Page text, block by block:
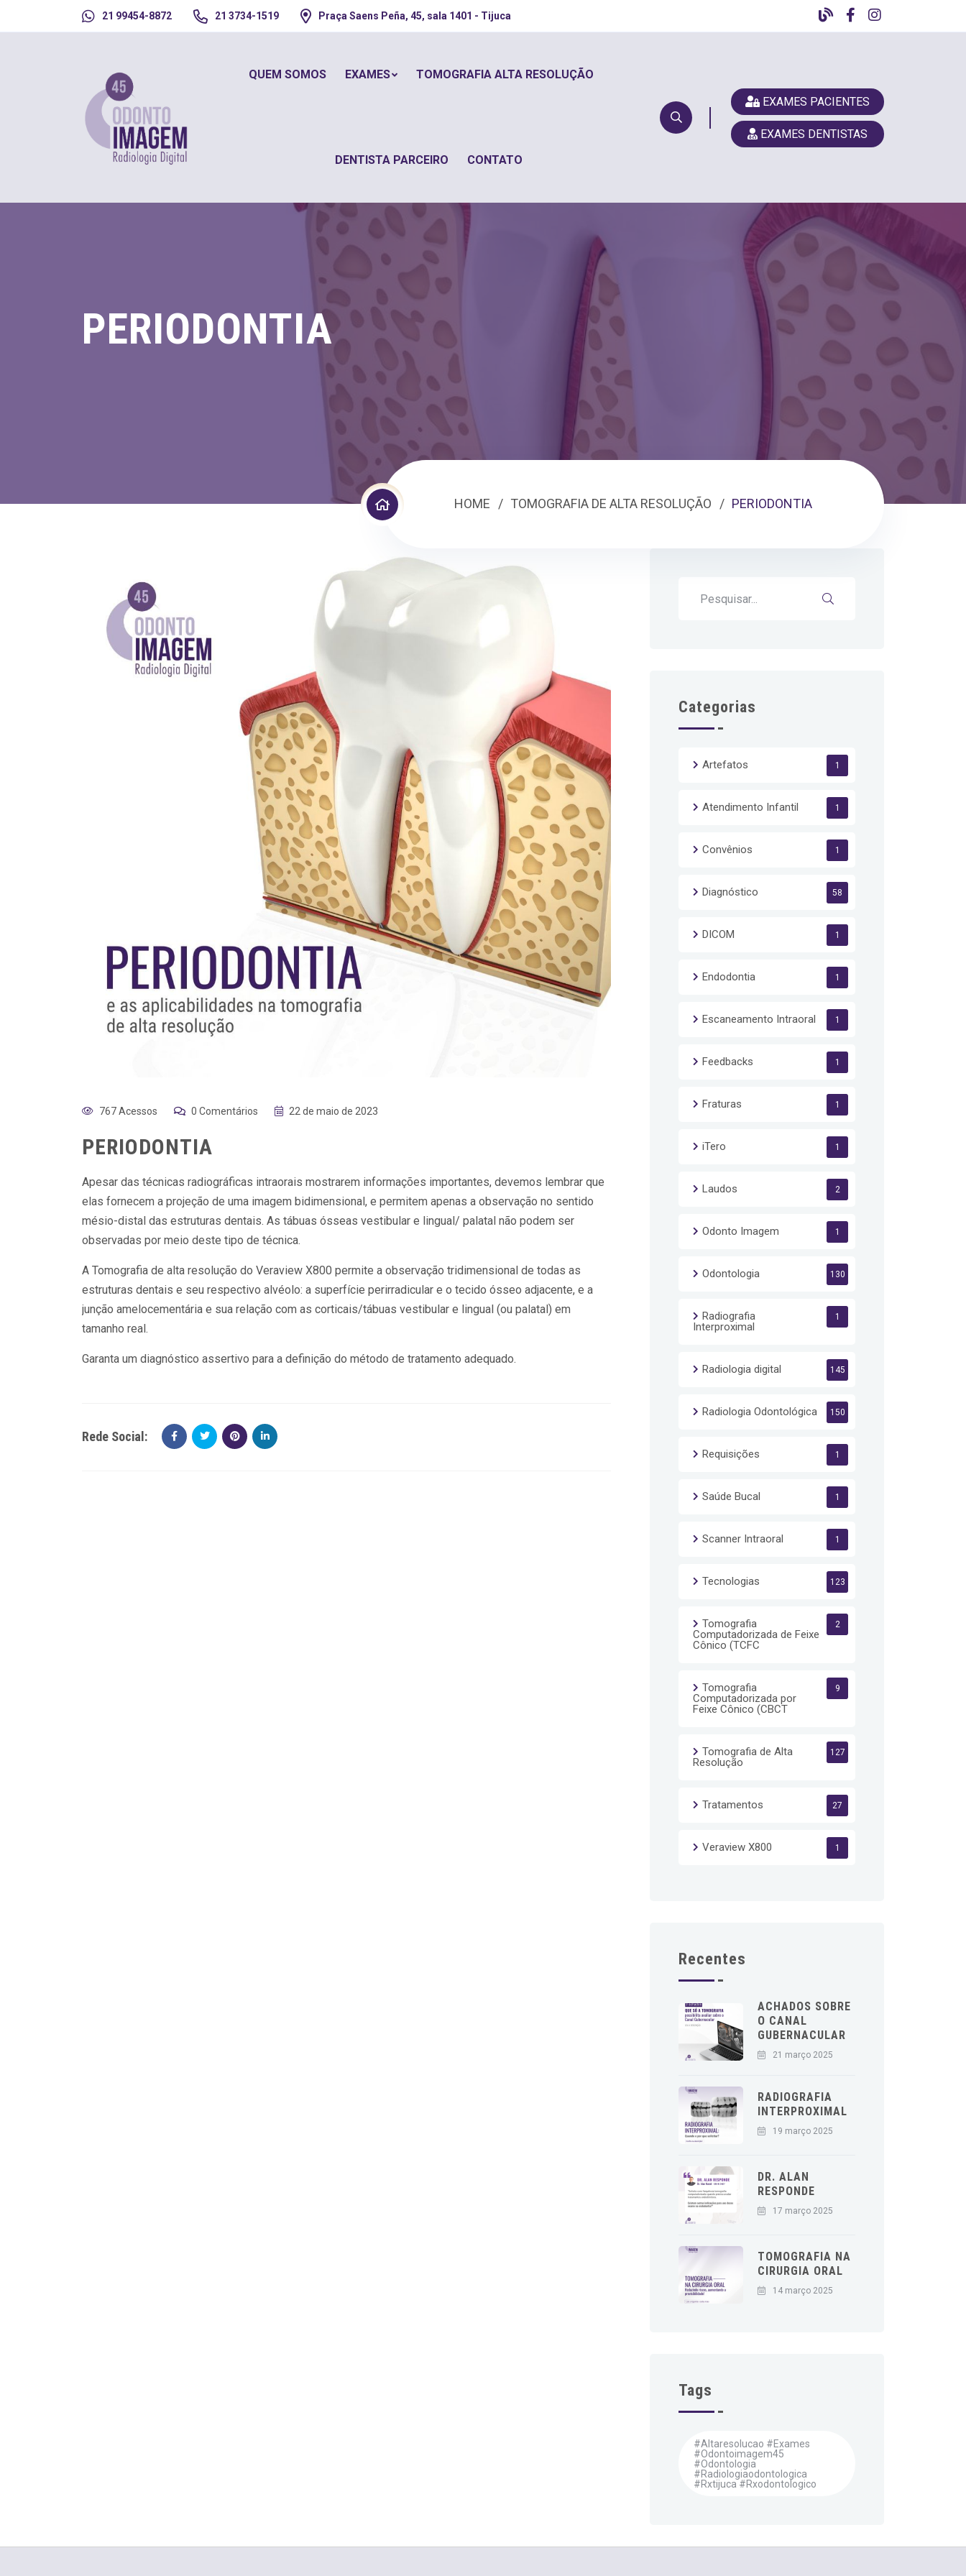
21 99454-8872 21 3734-1519 Praça Saens Peña, 45, sala 1401 - Tijuca
QUEM SOMOS EXAMES TOMOGRAFIA ALTA RESOLUÇÃO
DENTISTA PARCEIRO CONTATO
EXAMES PACIENTES
EXAMES DENTISTAS
PERIODONTIA
HOME TOMOGRAFIA DE ALTA RESOLUÇÃO PERIODONTIA
767 Acessos 0 Comentários 22 de maio de 2023
PERIODONTIA
Apesar das técnicas radiográficas intraorais mostrarem informações importantes, devemos lembrar que
elas fornecem a projeção de uma imagem bidimensional, e permitem apenas a observação no sentido
mésio-distal das estruturas dentais. As tábuas ósseas vestibular e lingual/ palatal não podem ser
observadas por meio deste tipo de técnica.
A Tomografia de alta resolução do Veraview X800 permite a observação tridimensional de todas as
estruturas dentais e seu respectivo alvéolo: a superfície perirradicular e o tecido ósseo adjacente, e a
junção amelocementária e sua relação com as corticais/tábuas vestibular e lingual (ou palatal) em
tamanho real.
Garanta um diagnóstico assertivo para a definição do método de tratamento adequado.
Rede Social:
Categorias
Artefatos 1
Atendimento Infantil 1
Convênios 1
Diagnóstico 58
DICOM 1
Endodontia 1
Escaneamento Intraoral 1
Feedbacks 1
Fraturas 1
iTero 1
Laudos 2
Odonto Imagem 1
Odontologia 130
Radiografia
Interproximal
1
Radiologia digital 145
Radiologia Odontológica 150
Requisições 1
Saúde Bucal 1
Scanner Intraoral 1
Tecnologias 123
Tomografia
Computadorizada de Feixe
Cônico (TCFC
2
Tomografia
Computadorizada por
Feixe Cônico (CBCT
9
Tomografia de Alta
Resolução
127
Tratamentos 27
Veraview X800 1
Recentes
ACHADOS SOBRE
O CANAL
GUBERNACULAR
21 março 2025
RADIOGRAFIA
INTERPROXIMAL
19 março 2025
DR. ALAN
RESPONDE
17 março 2025
TOMOGRAFIA NA
CIRURGIA ORAL
14 março 2025
Tags
#altaresolucao #exames
#odontoimagem45
#odontologia
#radiologiaodontologica
#rxtijuca #rxodontologico